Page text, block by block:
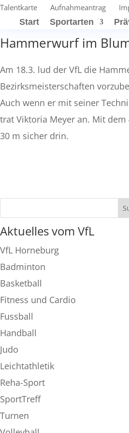
Talentkarte Aufnahmeantrag
Start
Sportarten
Hammerwurf im
Am 18.3. lud der VfL die
Bezirksmeisterschaften
Auch wenn er mit seiner
trat Viktoria Meyer an. Mit
30 m sicher drin.
Aktuelles vom VfL
VfL Horneburg
Badminton
Basketball
Fitness und Cardio
Fussball
Handball
Judo
Leichtathletik
Reha-Sport
SportTreff
Turnen